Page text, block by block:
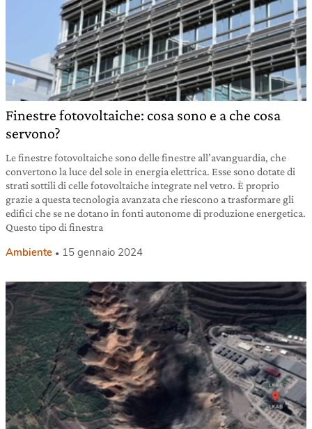
Finestre fotovoltaiche: cosa sono e a che cosa
servono?
Le finestre fotovoltaiche sono delle finestre all’avanguardia, che
convertono la luce del sole in energia elettrica. Esse sono dotate di
strati sottili di celle fotovoltaiche integrate nel vetro. È proprio
grazie a questa tecnologia avanzata che riescono a trasformare gli
edifici che se ne dotano in fonti autonome di produzione energetica.
Questo tipo di finestra
Ambiente 15 gennaio 2024